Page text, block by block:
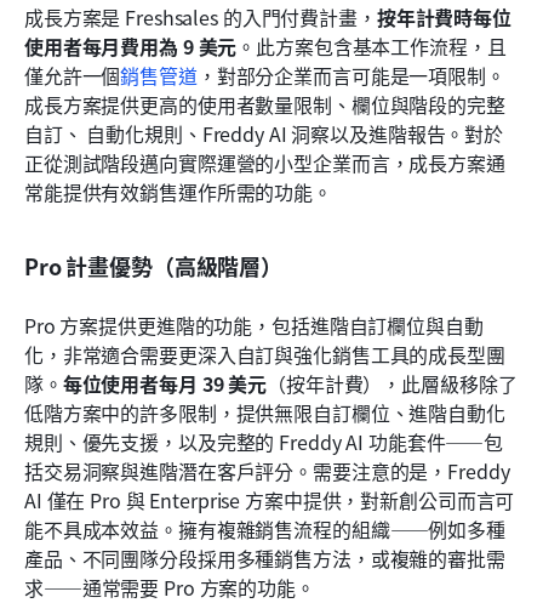
成長方案是 Freshsales 的入門付費計畫， 按年計費時每位
使用者每月費用為 9 美元 。此方案包含基本工作流程，且
僅允許一個銷售管道 ，對部分企業而言可能是一項限制。
成長方案提供更高的使用者數量限制、欄位與階段的完整
自訂、 自動化規則、Freddy AI 洞察以及進階報告。對於
正從測試階段邁向實際運營的小型企業而言，成長方案通
常能提供有效銷售運作所需的功能。
Pro 計畫優勢（高級階層）
Pro 方案提供更進階的功能，包括進階自訂欄位與自動
化，非常適合需要更深入自訂與強化銷售工具的成長型團
隊。 每位使用者每月 39 美元 （按年計費），此層級移除了
低階方案中的許多限制，提供無限自訂欄位、進階自動化
規則、優先支援，以及完整的 Freddy AI 功能套件——包
括交易洞察與進階潛在客戶評分。需要注意的是，Freddy
AI 僅在 Pro 與 Enterprise 方案中提供，對新創公司而言可
能不具成本效益。擁有複雜銷售流程的組織——例如多種
產品、不同團隊分段採用多種銷售方法，或複雜的審批需
求——通常需要 Pro 方案的功能。